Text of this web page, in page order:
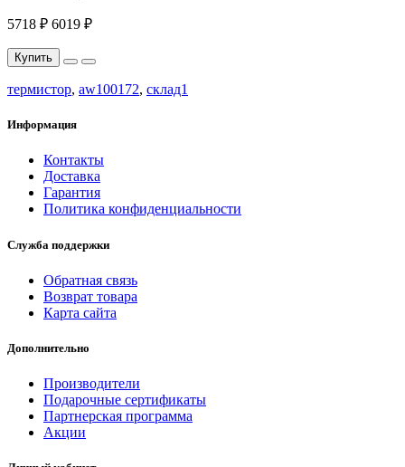
5718 ₽ 6019 ₽
Купить
термистор, aw100172, склад1
Информация
Контакты
Доставка
Гарантия
Политика конфиденциальности
Служба поддержки
Обратная связь
Возврат товара
Карта сайта
Дополнительно
Производители
Подарочные сертификаты
Партнерская программа
Акции